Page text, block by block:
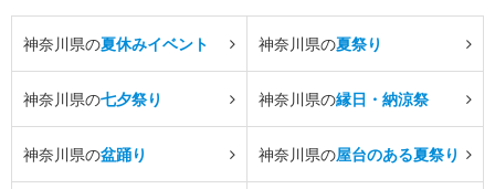
神奈川県の夏休みイベント 神奈川県の夏祭り
神奈川県の七夕祭り 神奈川県の縁日・納涼祭
神奈川県の盆踊り 神奈川県の屋台のある夏祭り